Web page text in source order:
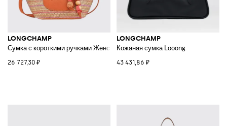
LONGCHAMP
Сумка с короткими ручками Женское
26 727,30 ₽
LONGCHAMP
Кожаная сумка Looong
43 431,86 ₽